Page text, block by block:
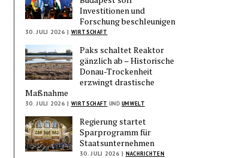
Investitionen und
Forschung beschleunigen
30. JULI 2026 | WIRTSCHAFT
Paks schaltet Reaktor
gänzlich ab – Historische
Donau-Trockenheit
erzwingt drastische
Maßnahme
30. JULI 2026 | WIRTSCHAFT UNDUMWELT
Regierung startet
Sparprogramm für
Staatsunternehmen
30. JULI 2026 | NACHRICHTEN